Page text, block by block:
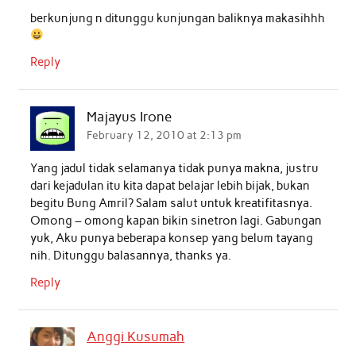
berkunjung n ditunggu kunjungan baliknya makasihhh
Reply
Majayus Irone
February 12, 2010 at 2:13 pm
Yang jadul tidak selamanya tidak punya makna, justru
dari kejadulan itu kita dapat belajar lebih bijak, bukan
begitu Bung Amril? Salam salut untuk kreatifitasnya.
Omong – omong kapan bikin sinetron lagi. Gabungan
yuk, Aku punya beberapa konsep yang belum tayang
nih. Ditunggu balasannya, thanks ya.
Reply
Anggi Kusumah